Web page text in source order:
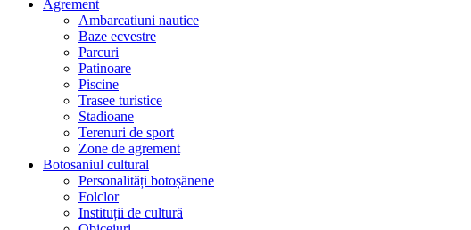
Agrement
Ambarcatiuni nautice
Baze ecvestre
Parcuri
Patinoare
Piscine
Trasee turistice
Stadioane
Terenuri de sport
Zone de agrement
Botosaniul cultural
Personalități botoșănene
Folclor
Instituții de cultură